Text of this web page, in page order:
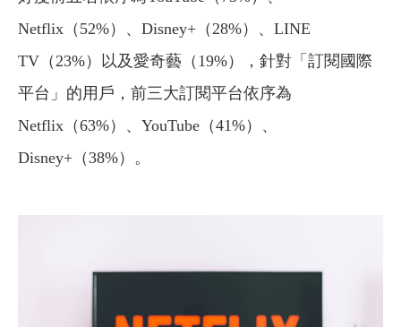
Netflix（52%）、Disney+（28%）、LINE
TV（23%）以及愛奇藝（19%），針對「訂閱國際
平台」的用戶，前三大訂閱平台依序為
Netflix（63%）、YouTube（41%）、
Disney+（38%）。